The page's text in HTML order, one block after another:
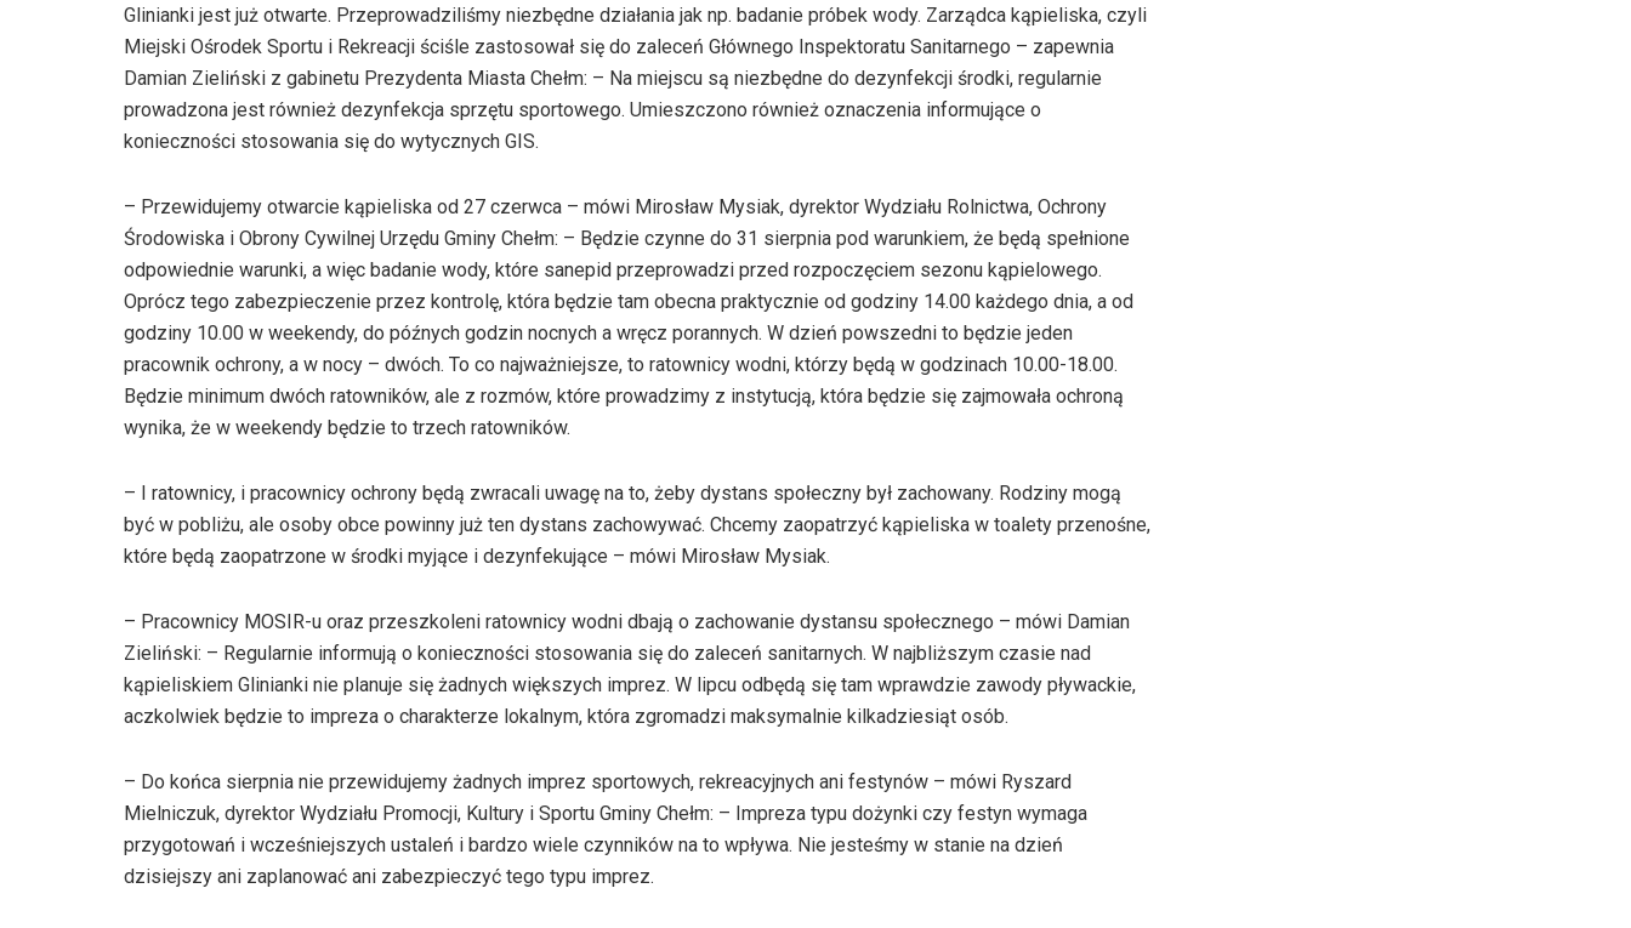
Glinianki jest już otwarte. Przeprowadziliśmy niezbędne działania jak np. badanie próbek wody. Zarządca kąpieliska, czyli
Miejski Ośrodek Sportu i Rekreacji ściśle zastosował się do zaleceń Głównego Inspektoratu Sanitarnego – zapewnia
Damian Zieliński z gabinetu Prezydenta Miasta Chełm: – Na miejscu są niezbędne do dezynfekcji środki, regularnie
prowadzona jest również dezynfekcja sprzętu sportowego. Umieszczono również oznaczenia informujące o
konieczności stosowania się do wytycznych GIS.
– Przewidujemy otwarcie kąpieliska od 27 czerwca – mówi Mirosław Mysiak, dyrektor Wydziału Rolnictwa, Ochrony
Środowiska i Obrony Cywilnej Urzędu Gminy Chełm: – Będzie czynne do 31 sierpnia pod warunkiem, że będą spełnione
odpowiednie warunki, a więc badanie wody, które sanepid przeprowadzi przed rozpoczęciem sezonu kąpielowego.
Oprócz tego zabezpieczenie przez kontrolę, która będzie tam obecna praktycznie od godziny 14.00 każdego dnia, a od
godziny 10.00 w weekendy, do późnych godzin nocnych a wręcz porannych. W dzień powszedni to będzie jeden
pracownik ochrony, a w nocy – dwóch. To co najważniejsze, to ratownicy wodni, którzy będą w godzinach 10.00-18.00.
Będzie minimum dwóch ratowników, ale z rozmów, które prowadzimy z instytucją, która będzie się zajmowała ochroną
wynika, że w weekendy będzie to trzech ratowników.
– I ratownicy, i pracownicy ochrony będą zwracali uwagę na to, żeby dystans społeczny był zachowany. Rodziny mogą
być w pobliżu, ale osoby obce powinny już ten dystans zachowywać. Chcemy zaopatrzyć kąpieliska w toalety przenośne,
które będą zaopatrzone w środki myjące i dezynfekujące – mówi Mirosław Mysiak.
– Pracownicy MOSIR-u oraz przeszkoleni ratownicy wodni dbają o zachowanie dystansu społecznego – mówi Damian
Zieliński: – Regularnie informują o konieczności stosowania się do zaleceń sanitarnych. W najbliższym czasie nad
kąpieliskiem Glinianki nie planuje się żadnych większych imprez. W lipcu odbędą się tam wprawdzie zawody pływackie,
aczkolwiek będzie to impreza o charakterze lokalnym, która zgromadzi maksymalnie kilkadziesiąt osób.
– Do końca sierpnia nie przewidujemy żadnych imprez sportowych, rekreacyjnych ani festynów – mówi Ryszard
Mielniczuk, dyrektor Wydziału Promocji, Kultury i Sportu Gminy Chełm: – Impreza typu dożynki czy festyn wymaga
przygotowań i wcześniejszych ustaleń i bardzo wiele czynników na to wpływa. Nie jesteśmy w stanie na dzień
dzisiejszy ani zaplanować ani zabezpieczyć tego typu imprez.